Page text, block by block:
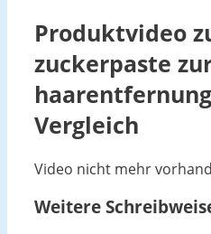
Produktvideo
zuckerpaste
haarentfernung
Vergleich
Video nicht mehr
Weitere